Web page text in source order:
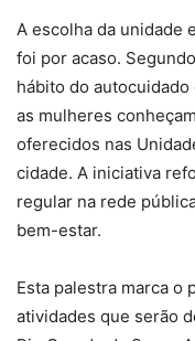
A escolha da unidade
foi por acaso.
hábito do
as mulheres
oferecidos nas
cidade. A iniciativa
regular na rede
bem-estar.
Esta palestra marca o
atividades que serão